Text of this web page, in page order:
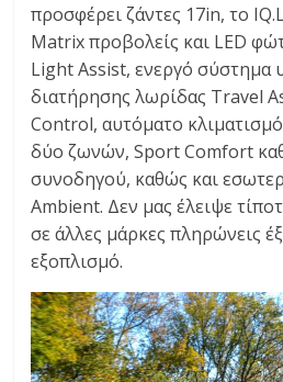
προσφέρει ζάντες 17in, το
Matrix προβολείς και LED
Light Assist, ενεργό σύστημα
διατήρησης λωρίδας Travel
Control, αυτόματο
δύο ζωνών, Sport Comfort
συνοδηγού, καθώς και
Ambient. Δεν μας έλειψε
σε άλλες μάρκες πληρώνεις
εξοπλισμό.